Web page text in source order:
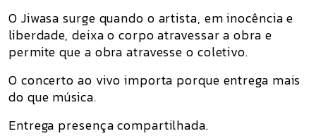
O Jiwasa surge quando o artista, em inocência e
liberdade, deixa o corpo atravessar a obra e
permite que a obra atravesse o coletivo.
O concerto ao vivo importa porque entrega mais
do que música.
Entrega presença compartilhada.